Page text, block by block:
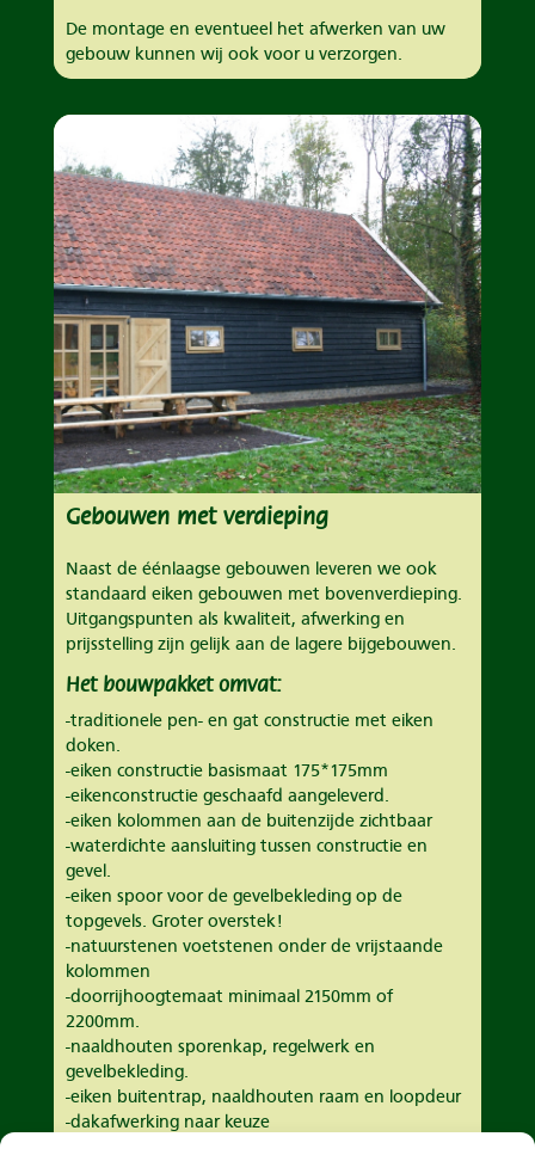
De montage en eventueel het afwerken van uw
gebouw kunnen wij ook voor u verzorgen.
Gebouwen met verdieping
Naast de éénlaagse gebouwen leveren we ook
standaard eiken gebouwen met bovenverdieping.
Uitgangspunten als kwaliteit, afwerking en
prijsstelling zijn gelijk aan de lagere bijgebouwen.
Het bouwpakket omvat:
-traditionele pen- en gat constructie met eiken
doken.
-eiken constructie basismaat 175*175mm
-eikenconstructie geschaafd aangeleverd.
-eiken kolommen aan de buitenzijde zichtbaar
-waterdichte aansluiting tussen constructie en
gevel.
-eiken spoor voor de gevelbekleding op de
topgevels. Groter overstek!
-natuurstenen voetstenen onder de vrijstaande
kolommen
-doorrijhoogtemaat minimaal 2150mm of
2200mm.
-naaldhouten sporenkap, regelwerk en
gevelbekleding.
-eiken buitentrap, naaldhouten raam en loopdeur
-dakafwerking naar keuze